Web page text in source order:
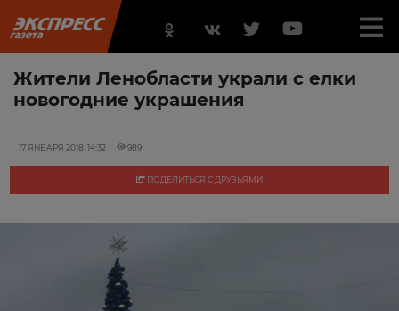
Жители Ленобласти украли с елки
новогодние украшения
17 ЯНВАРЯ 2018, 14:32 989
ПОДЕЛИТЬСЯ С ДРУЗЬЯМИ